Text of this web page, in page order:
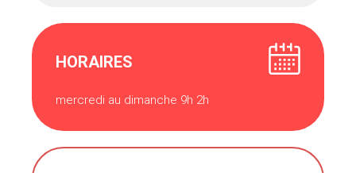
HORAIRES
mercredi au dimanche 9h 2h